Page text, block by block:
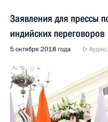
Заявления для прессы
индийских переговоров
5 октября 2018 года